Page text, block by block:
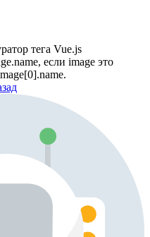
тега Vue.js
если image это